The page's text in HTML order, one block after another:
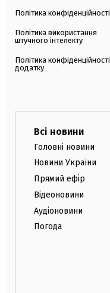
Політика конфіденційності
Політика використання
штучного інтелекту
Політика конфіденційності
додатку
Всі новини
Головні новини
Новини України
Прямий ефір
Відеоновини
Аудіоновини
Погода